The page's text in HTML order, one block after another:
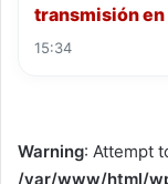
transmisión
15:34
Warning: Attempt
/var/www/html/